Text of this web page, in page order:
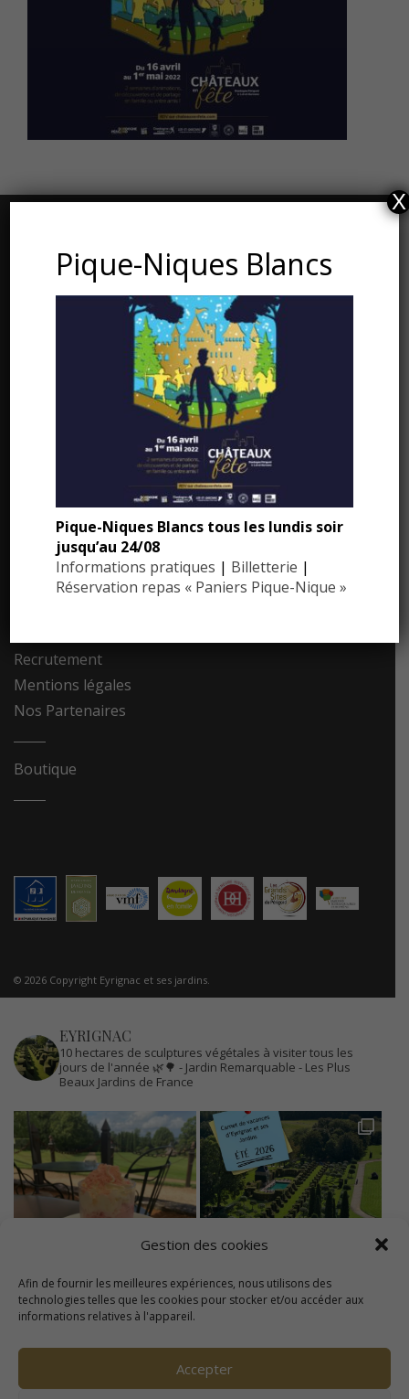
Gestion des cookies
Afin de fournir les meilleures expériences, nous utilisons des
technologies telles que les cookies pour stocker et/ou accéder aux
informations relatives à l'appareil.
Accepter
24590 Salignac-Eyvigues
Dordogne – Périgord
Téléphone : 05.53.28.99.71
Email : contact@eyrignac.com
Dossier de presse
Communiqués de presse
Photothèque
Recrutement
Mentions légales
Nos Partenaires
Boutique
© 2026 Copyright Eyrignac et ses jardins.
EYRIGNAC
10 hectares de sculptures végétales à visiter tous les
jours de l'année 🌿🌳 - Jardin Remarquable - Les Plus
Beaux Jardins de France
Pique-Niques Blancs
Pique-Niques Blancs tous les lundis soir
jusqu’au 24/08
Informations pratiques | Billetterie |
Réservation repas « Paniers Pique-Nique »
X